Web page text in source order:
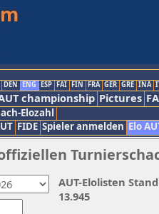
DEN ENG ESP FAI FIN FRA GER GRE INA
championship Pictures
Elozahl
FIDE Spieler anmelden Elo
AUT-Elolisten
13.945